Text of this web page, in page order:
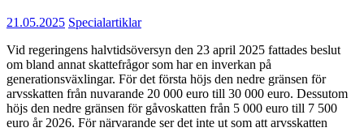
21.05.2025 Specialartiklar
Vid regeringens halvtidsöversyn den 23 april 2025 fattades beslut
om bland annat skattefrågor som har en inverkan på
generationsväxlingar. För det första höjs den nedre gränsen för
arvsskatten från nuvarande 20 000 euro till 30 000 euro. Dessutom
höjs den nedre gränsen för gåvoskatten från 5 000 euro till 7 500
euro år 2026. För närvarande ser det inte ut som att arvsskatten